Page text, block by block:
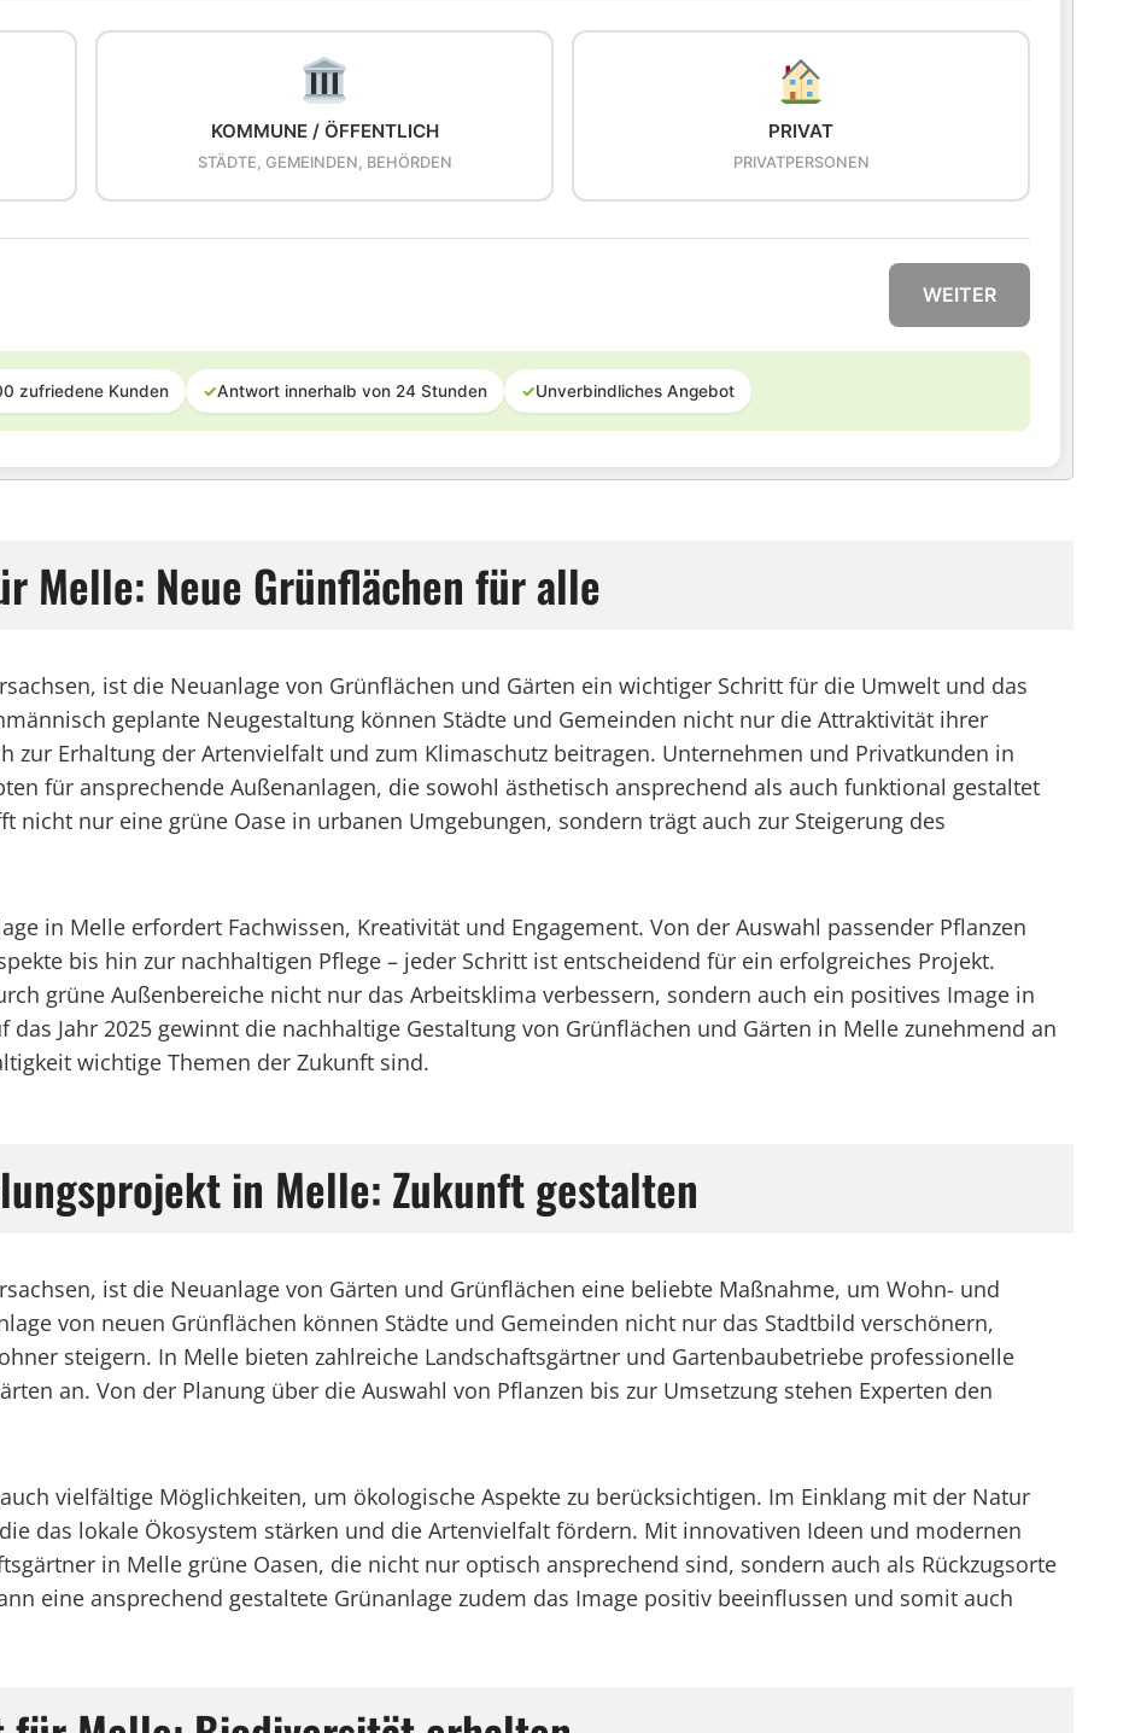
KOMMUNE / ÖFFENTLICH
STÄDTE, GEMEINDEN, BEHÖRDEN
PRIVAT
PRIVATPERSONEN
WEITER
zufriedene Kunden ✓Antwort innerhalb von 24 Stunden ✓Unverbindliches Angebot
Melle: Neue Grünflächen für alle
ist die Neuanlage von Grünflächen und Gärten ein wichtiger Schritt für die Umwelt und das
geplante Neugestaltung können Städte und Gemeinden nicht nur die Attraktivität ihrer
zur Erhaltung der Artenvielfalt und zum Klimaschutz beitragen. Unternehmen und Privatkunden in
für ansprechende Außenanlagen, die sowohl ästhetisch ansprechend als auch funktional gestaltet
nicht nur eine grüne Oase in urbanen Umgebungen, sondern trägt auch zur Steigerung des
in Melle erfordert Fachwissen, Kreativität und Engagement. Von der Auswahl passender Pflanzen
bis hin zur nachhaltigen Pflege – jeder Schritt ist entscheidend für ein erfolgreiches Projekt.
grüne Außenbereiche nicht nur das Arbeitsklima verbessern, sondern auch ein positives Image in
Jahr 2025 gewinnt die nachhaltige Gestaltung von Grünflächen und Gärten in Melle zunehmend an
wichtige Themen der Zukunft sind.
in Melle: Zukunft gestalten
ist die Neuanlage von Gärten und Grünflächen eine beliebte Maßnahme, um Wohn- und
von neuen Grünflächen können Städte und Gemeinden nicht nur das Stadtbild verschönern,
steigern. In Melle bieten zahlreiche Landschaftsgärtner und Gartenbaubetriebe professionelle
an. Von der Planung über die Auswahl von Pflanzen bis zur Umsetzung stehen Experten den
vielfältige Möglichkeiten, um ökologische Aspekte zu berücksichtigen. Im Einklang mit der Natur
das lokale Ökosystem stärken und die Artenvielfalt fördern. Mit innovativen Ideen und modernen
in Melle grüne Oasen, die nicht nur optisch ansprechend sind, sondern auch als Rückzugsorte
eine ansprechend gestaltete Grünanlage zudem das Image positiv beeinflussen und somit auch